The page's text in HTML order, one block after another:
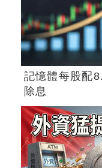
記憶體每股配
除息